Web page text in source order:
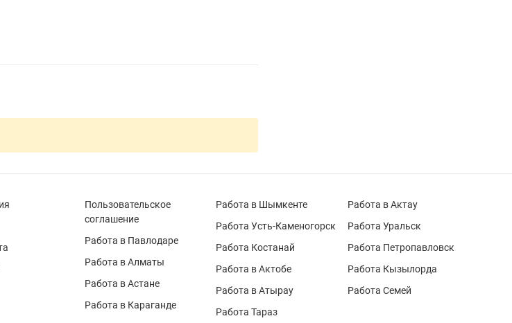
Пользовательское
соглашение
Работа в Павлодаре
Работа в Алматы
Работа в Астане
Работа в Караганде
Работа в Шымкенте
Работа Усть-Каменогорск
Работа Костанай
Работа в Актобе
Работа в Атырау
Работа Тараз
Работа в Актау
Работа Уральск
Работа Петропавловск
Работа Кызылорда
Работа Семей